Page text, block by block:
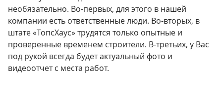
необязательно. Во-первых, для этого в нашей
компании есть ответственные люди. Во-вторых, в
штате «ТопсХаус» трудятся только опытные и
проверенные временем строители. В-третьих, у Вас
под рукой всегда будет актуальный фото и
видеоотчет с места работ.